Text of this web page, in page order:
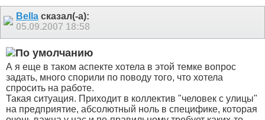
Bella сказал(-а):
05.09.2007 18:58
А я еще в таком аспекте хотела в этой темке вопрос
задать, много спорили по поводу того, что хотела
спросить на работе.
Такая ситуация. Приходит в коллектив "человек с улицы"
на предприятие, абсолютный ноль в специфике, которая